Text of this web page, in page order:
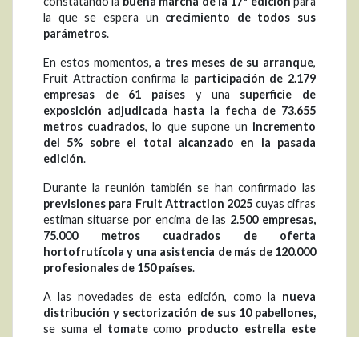
la que se espera un crecimiento de todos sus
parámetros.
En estos momentos, a tres meses de su arranque,
Fruit Attraction confirma la participación de 2.179
empresas de 61 países y una superficie de
exposición adjudicada hasta la fecha de 73.655
metros cuadrados, lo que supone un incremento
del 5% sobre el total alcanzado en la pasada
edición.
Durante la reunión también se han confirmado las
previsiones para Fruit Attraction 2025 cuyas cifras
estiman situarse por encima de las 2.500 empresas,
75.000 metros cuadrados de oferta
hortofrutícola y una asistencia de más de 120.000
profesionales de 150 países.
A las novedades de esta edición, como la nueva
distribución y sectorización de sus 10 pabellones,
se suma el tomatecomo producto estrella este